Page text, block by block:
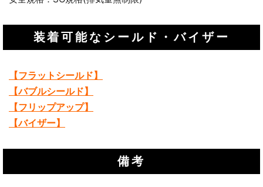
装着可能なシールド・バイザー
【フラットシールド】
【バブルシールド】
【フリップアップ】
【バイザー】
備考